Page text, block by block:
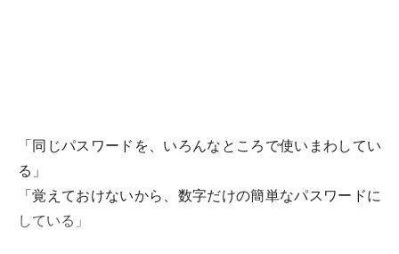
「同じパスワードを、いろんなところで使いまわしてい
る」
「覚えておけないから、数字だけの簡単なパスワードに
している」